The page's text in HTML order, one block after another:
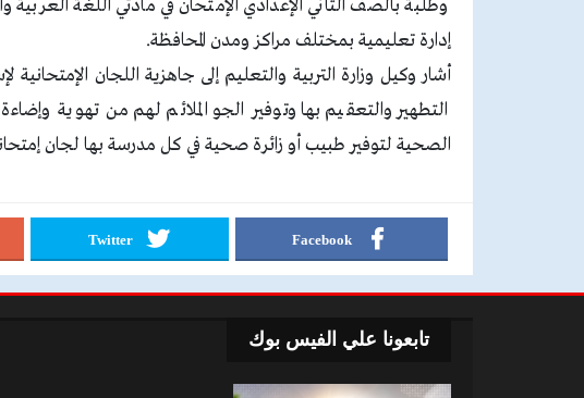
إدارة تعليمية بمختلف مراكز ومدن المحافظة.
أشار وكيل وزارة التربية والتعليم إلى جاهزية اللجان
التطهير والتعقيم بها وتوفير الجو الملائم لهم من تهوية
الصحية لتوفير طبيب أو زائرة صحية في كل مدرسة بها لجان
Facebook
Twitter
تابعونا علي الفيس بوك